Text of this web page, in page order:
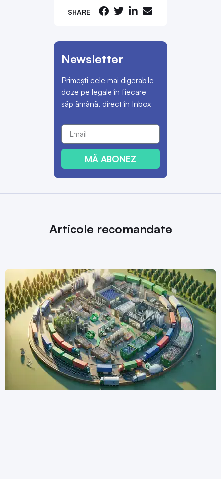
SHARE
Newsletter
Primești cele mai digerabile
doze pe legale în fiecare
săptămână, direct în Inbox
MĂ ABONEZ
Articole recomandate